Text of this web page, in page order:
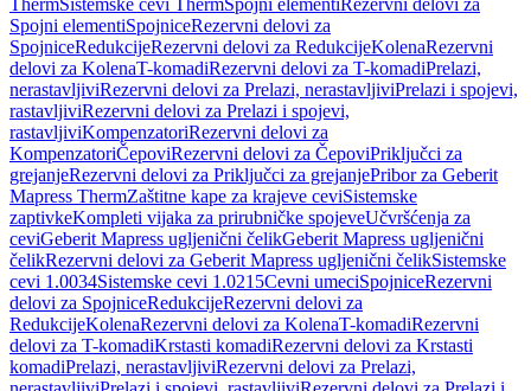
ThermSistemske cevi ThermSpojni elementi Rezervni delovi za
Spojni elementiSpojniceRezervni delovi za
SpojniceRedukcijeRezervni delovi za RedukcijeKolenaRezervni
delovi za KolenaT-komadiRezervni delovi za T-komadiPrelazi,
nerastavljiviRezervni delovi za Prelazi, nerastavljiviPrelazi i spojevi,
rastavljiviRezervni delovi za Prelazi i spojevi,
rastavljiviKompenzatoriRezervni delovi za
KompenzatoriČepoviRezervni delovi za ČepoviPriključci za
grejanjeRezervni delovi za Priključci za grejanjePribor za Geberit
Mapress ThermZaštitne kape za krajeve ceviSistemske
zaptivkeKompleti vijaka za prirubničke spojeveUčvršćenja za
ceviGeberit Mapress ugljenični čelikGeberit Mapress ugljenični
čelikRezervni delovi za Geberit Mapress ugljenični čelikSistemske
cevi 1.0034Sistemske cevi 1.0215Cevni umeciSpojniceRezervni
delovi za SpojniceRedukcijeRezervni delovi za
RedukcijeKolenaRezervni delovi za KolenaT-komadiRezervni
delovi za T-komadiKrstasti komadiRezervni delovi za Krstasti
komadiPrelazi, nerastavljiviRezervni delovi za Prelazi,